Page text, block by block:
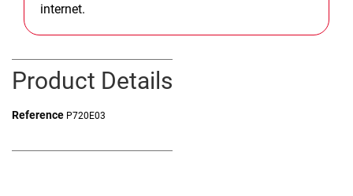
internet.
Product Details
Reference P720E03